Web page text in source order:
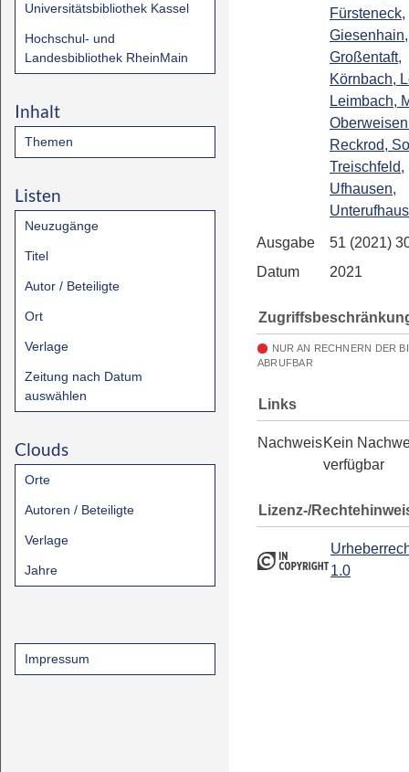
Universitätsbibliothek Kassel
Hochschul- und
Landesbibliothek RheinMain
Inhalt
Themen
Listen
Neuzugänge
Titel
Autor / Beteiligte
Ort
Verlage
Zeitung nach Datum
auswählen
Clouds
Orte
Autoren / Beteiligte
Verlage
Jahre
Impressum
Fürsteneck,
Giesenhain,
Großentaft,
Körnbach,
Leimbach,
Reckrod,
Treischfeld,
Ufhausen,
Ausgabe
51 (2021)
Datum
2021
NUR AN RECHNERN DER
ABRUFBAR
Links
NachweisKein
verfügbar
Lizenz-/
1.0